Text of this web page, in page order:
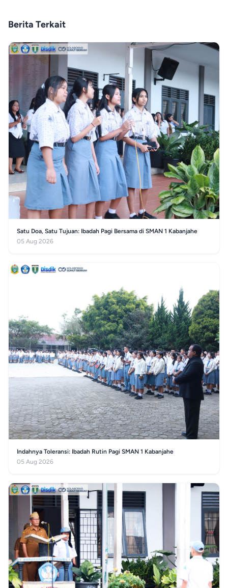
Berita Terkait
Satu Doa, Satu Tujuan: Ibadah Pagi Bersama di SMAN 1 Kabanjahe
05 Aug 2026
Indahnya Toleransi: Ibadah Rutin Pagi SMAN 1 Kabanjahe
05 Aug 2026